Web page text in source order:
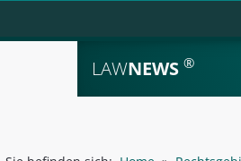
LAWNEWS ®